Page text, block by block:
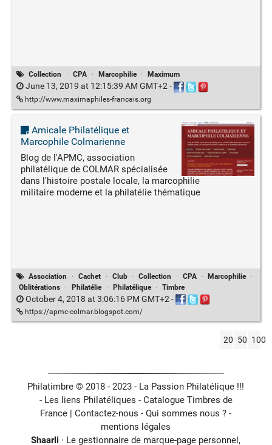
Collection · CPA · Marcophilie · Maximum
June 13, 2019 at 12:15:39 AM GMT+2-
http://www.maximaphiles-francais.org
Amicale Philatélique et
Marcophile Colmarienne
Blog de l'APMC, association
philatélique de COLMAR spécialisée
dans l'histoire postale locale, la marcophilie
militaire moderne et la philatélie thématique
Association · Cachet · Club · Collection · CPA · Marcophilie
·
Oblitérations
· Philatélie · Philatélique · Timbre
October 4, 2018 at 3:06:16 PM GMT+2 -
https://apmc-colmar.blogspot.com/
20 50 100
Philatimbre © 2018 - 2023 - La Passion Philatélique !!!
- Les liens Philatéliques - Catalogue Timbres de
France |Contactez-nous -Qui sommes nous ? -
mentions légales
Shaarli · Le gestionnaire de marque-page personnel,